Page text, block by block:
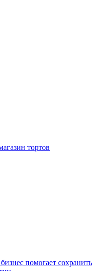
тортов
помогает сохранить